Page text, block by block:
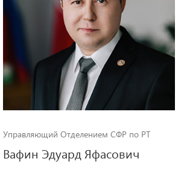
Управляющий Отделением СФР по РТ
Вафин Эдуард Яфасович